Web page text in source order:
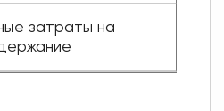
затраты на